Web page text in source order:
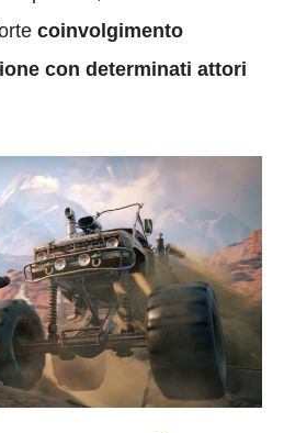
coinvolgimento
con determinati attori